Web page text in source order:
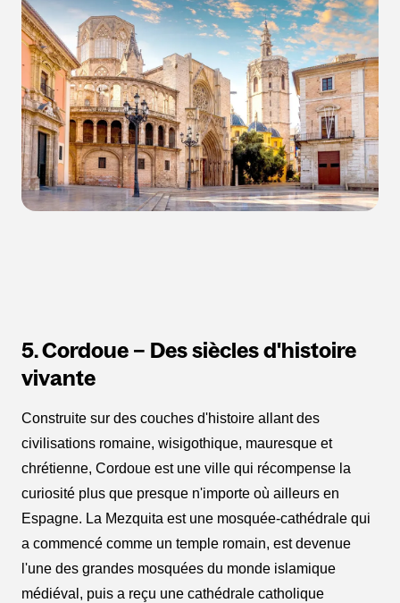
5. Cordoue – Des siècles d'histoire
vivante
Construite sur des couches d'histoire allant des
civilisations romaine, wisigothique, mauresque et
chrétienne, Cordoue est une ville qui récompense la
curiosité plus que presque n'importe où ailleurs en
Espagne. La Mezquita est une mosquée-cathédrale qui
a commencé comme un temple romain, est devenue
l'une des grandes mosquées du monde islamique
médiéval, puis a reçu une cathédrale catholique